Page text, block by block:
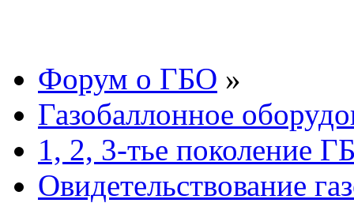
Форум о ГБО »
Газобаллонное
1, 2, 3-тье поколение
Овидетельствование